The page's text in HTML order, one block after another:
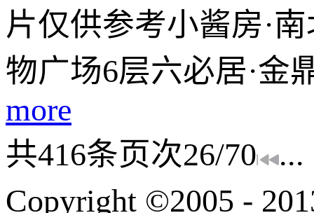
片仅供参考小酱房·
物广场6层六必居·金
more
共416条页次26/70
...
Copyright ©2005 -